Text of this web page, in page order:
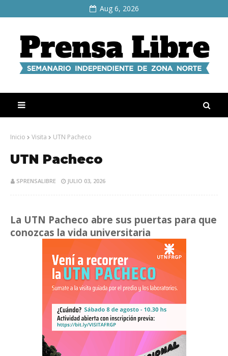
Aug 6, 2026
Inicio Visita UTN Pacheco
UTN Pacheco
SPRENSALIBRE JULIO 03, 2026
La UTN Pacheco abre sus puertas para que
conozcas la vida universitaria